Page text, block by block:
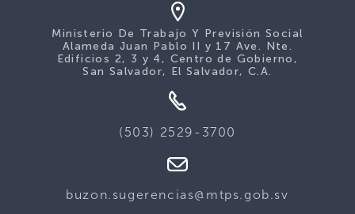
Ministerio De Trabajo Y Previsión Social
Alameda Juan Pablo II y 17 Ave. Nte.
Edificios 2, 3 y 4, Centro de Gobierno,
San Salvador, El Salvador, C.A.
(503) 2529-3700
buzon.sugerencias@mtps.gob.sv